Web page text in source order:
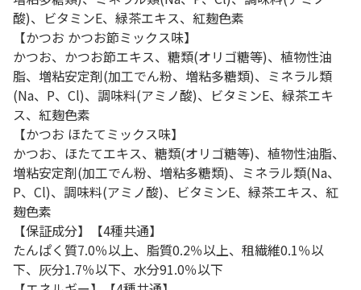
酸)、ビタミンE、緑茶エキス、紅麹色素
【かつお かつお節ミックス味】
かつお、かつお節エキス、糖類(オリゴ糖等)、植物性油
脂、増粘安定剤(加工でん粉、増粘多糖類)、ミネラル類
(Na、P、Cl)、調味料(アミノ酸)、ビタミンE、緑茶エキ
ス、紅麹色素
【かつお ほたてミックス味】
かつお、ほたてエキス、糖類(オリゴ糖等)、植物性油脂、
増粘安定剤(加工でん粉、増粘多糖類)、ミネラル類(Na、
P、Cl)、調味料(アミノ酸)、ビタミンE、緑茶エキス、紅
麹色素
【保証成分】【4種共通】
たんぱく質7.0％以上、脂質0.2％以上、租繊維0.1％以
下、灰分1.7％以下、水分91.0％以下